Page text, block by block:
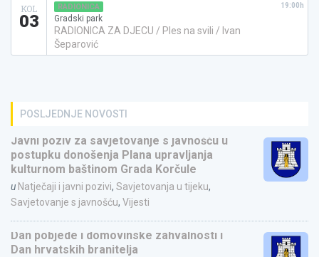
KOL
03
RADIONICA
Gradski park
RADIONICA ZA DJECU / Ples na svili / Ivan
Šeparović
19:00h
POSLJEDNJE NOVOSTI
Javni poziv za savjetovanje s javnošću u
postupku donošenja Plana upravljanja
kulturnom baštinom Grada Korčule
u Natječaji i javni pozivi, Savjetovanja u tijeku,
Savjetovanje s javnošću, Vijesti
Dan pobjede i domovinske zahvalnosti i
Dan hrvatskih branitelja